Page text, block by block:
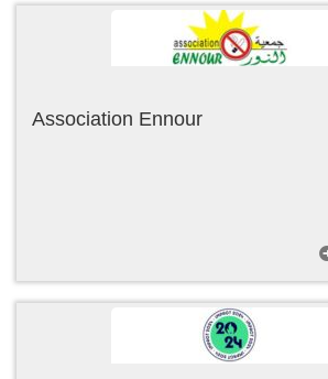
Association Ennour